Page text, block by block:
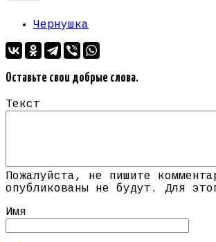
Чернушка
Оставьте свои добрые слова.
Текст
Пожалуйста, не пишите
опубликованы не будут. Для
Имя